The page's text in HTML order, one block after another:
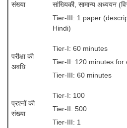
Tier-1 Answer Keys
SSC CGL TIER-2
TIER-2 Papers
TIER-2 Syllabus
संख्या
सांख्यिकी, सामान्य अध्ययन
Tier-III: 1 paper
Hindi)
परीक्षा की
अवधि
Tier-I: 60 minutes
Tier-II: 120 minutes for
Tier-III: 60 minutes
प्रश्नों की
संख्या
Tier-I: 100
Tier-II: 500
Tier-III: 1